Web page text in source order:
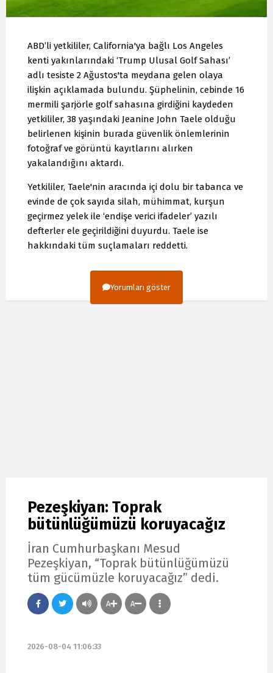
ABD’li yetkililer, California'ya bağlı Los Angeles
kenti yakınlarındaki ‘Trump Ulusal Golf Sahası’
adlı tesiste 2 Ağustos'ta meydana gelen olaya
ilişkin açıklamada bulundu. Şüphelinin, cebinde 16
mermili şarjörle golf sahasına girdiğini kaydeden
yetkililer, 38 yaşındaki Jeanine John Taele olduğu
belirlenen kişinin burada güvenlik önlemlerinin
fotoğraf ve görüntü kayıtlarını alırken
yakalandığını aktardı.
Yetkililer, Taele'nin aracında içi dolu bir tabanca ve
evinde de çok sayıda silah, mühimmat, kurşun
geçirmez yelek ile ‘endişe verici ifadeler’ yazılı
defterler ele geçirildiğini duyurdu. Taele ise
hakkındaki tüm suçlamaları reddetti.
Yorumları göster
Pezeşkiyan: Toprak
bütünlüğümüzü koruyacağız
İran Cumhurbaşkanı Mesud
Pezeşkiyan, “Toprak bütünlüğümüzü
tüm gücümüzle koruyacağız” dedi.
A A
2026-08-04 11:06:33